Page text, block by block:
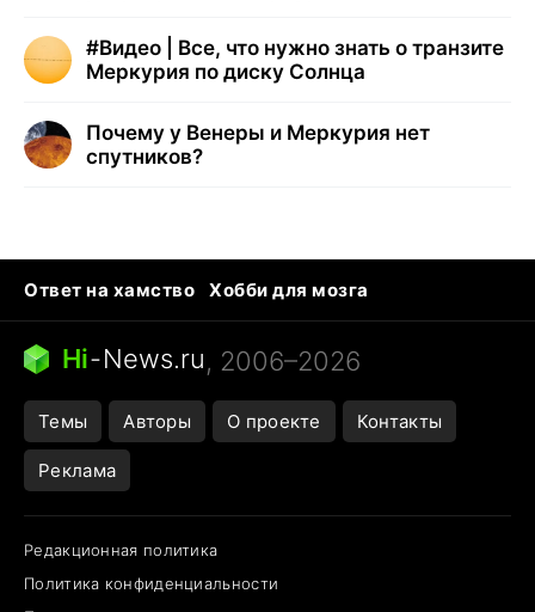
#Видео | Все, что нужно знать о транзите
Меркурия по диску Солнца
Почему у Венеры и Меркурия нет
спутников?
Ответ на хамство
Хобби для мозга
Бензин 100 и 95
Тунцы в океанариуме
Следующая пандемия
Hi-News.ru, 2006–2026
Темы Авторы О проекте Контакты
Реклама
Редакционная политика
Политика конфиденциальности